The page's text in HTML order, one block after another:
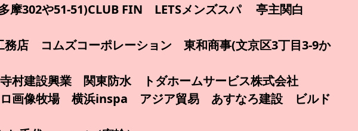
302や51-51)CLUB FIN LETSメンズスパ 亭主関白
務店 コムズコーポレーション 東和商事(文京区3丁目3-9か
建設興業 関東防水 トダホームサービス株式会社
ロ画像牧場 横浜inspa アジア貿易 あすなろ建設 ビルド